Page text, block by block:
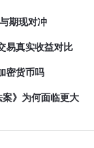
期现对冲
易真实收益对比
密货币吗
》为何面临更大